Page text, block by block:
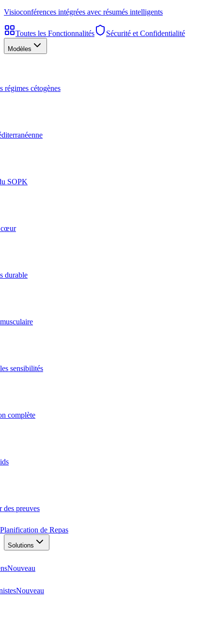
Visioconférences intégrées avec résumés intelligents
Toutes les Fonctionnalités Sécurité et Confidentialité
Modèles
régimes cétogènes
SOPK
cœur
durable
sensibilités
complète
des preuves
de Repas
Solutions
Nouveau
Nouveau